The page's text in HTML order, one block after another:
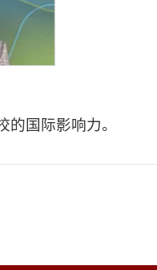
国际影响力。